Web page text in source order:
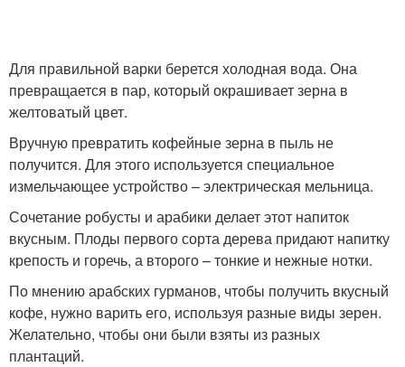
Для правильной варки берется холодная вода. Она
превращается в пар, который окрашивает зерна в
желтоватый цвет.
Вручную превратить кофейные зерна в пыль не
получится. Для этого используется специальное
измельчающее устройство – электрическая мельница.
Сочетание робусты и арабики делает этот напиток
вкусным. Плоды первого сорта дерева придают напитку
крепость и горечь, а второго – тонкие и нежные нотки.
По мнению арабских гурманов, чтобы получить вкусный
кофе, нужно варить его, используя разные виды зерен.
Желательно, чтобы они были взяты из разных
плантаций.